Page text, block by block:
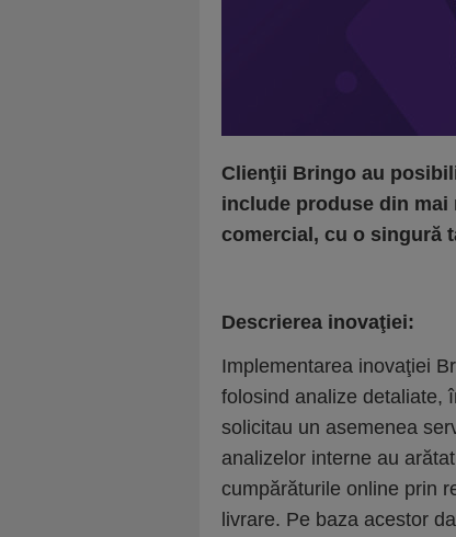
Clienţii Bringo au
include produse din mai
comercial, cu o singură
Descrierea inovaţiei:
Implementarea inovaţiei
folosind analize detaliate,
solicitau un asemenea
analizelor interne au
cumpărăturile online prin
livrare. Pe baza acestor